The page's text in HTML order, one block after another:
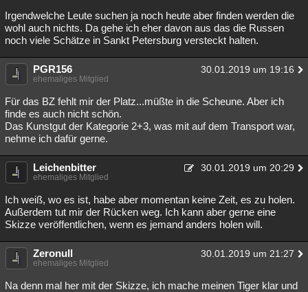
Irgendwelche Leute suchen ja noch heute aber finden werden die
wohl auch nichts. Da gehe ich eher davon aus das die Russen
noch viele Schätze in Sankt Petersburg versteckt halten.
PGR156 30.01.2019 um 19:16
ehemaliges Mitglied
Für das BZ fehlt mir der Platz...müßte in die Scheune. Aber ich
finde es auch nicht schön.
Das Kunstgut der Kategorie 2+3, was mit auf dem Transport war,
nehme ich dafür gerne.
Leichenbitter 30.01.2019 um 20:29
ehemaliges Mitglied
Ich weiß, wo es ist, habe aber momentan keine Zeit, es zu holen.
Außerdem tut mir der Rücken weg. Ich kann aber gerne eine
Skizze veröffentlichen, wenn es jemand anders holen will.
Zeronull 30.01.2019 um 21:27
ehemaliges Mitglied
Na denn mal her mit der Skizze, ich mache meinen Tiger klar und